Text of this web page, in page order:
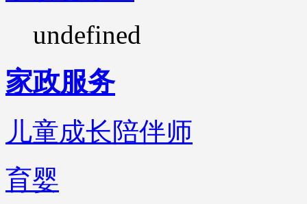
undefined
家政服务
儿童成长陪伴师
育婴